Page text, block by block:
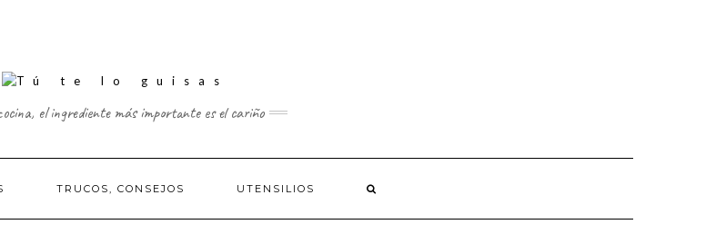
el ingrediente más importante es el cariño
TRUCOS, CONSEJOS UTENSILIOS